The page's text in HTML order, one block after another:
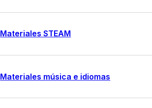
Materiales STEAM
Materiales música e idiomas